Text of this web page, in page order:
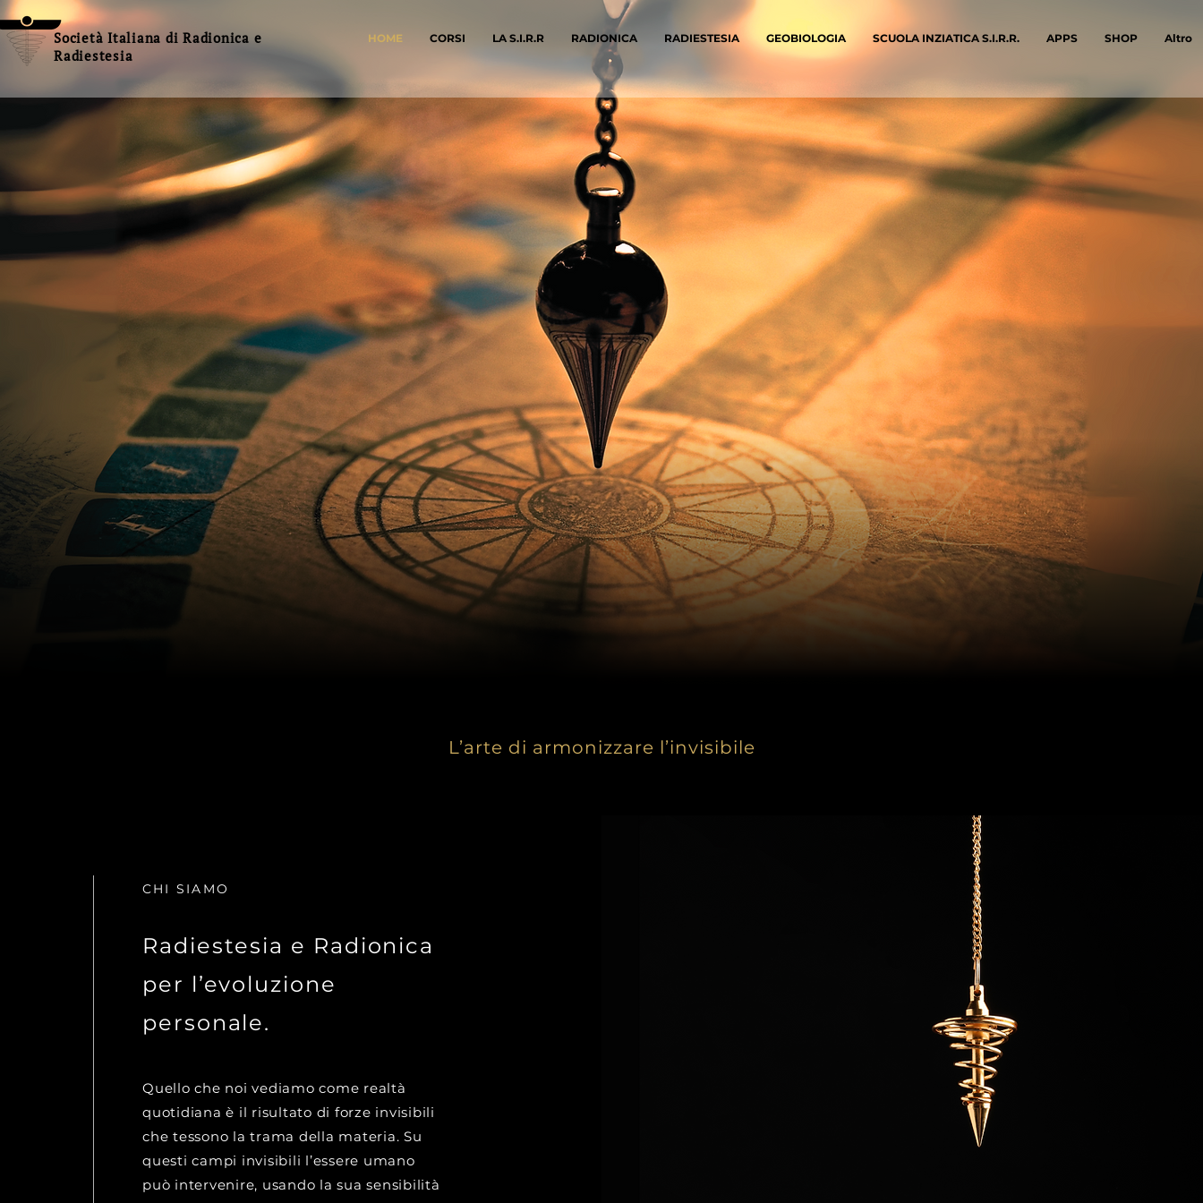
Società Italiana di Radionica e
Radiestesia
HOME CORSI LA S.I.R.R RADIONICA RADIESTESIA GEOBIOLOGIA SCUOLA INZIATICA S.I.R.R. APPS SHOP Altro
L’arte di armonizzare l’invisibile
CHI SIAMO
Radiestesia e Radionica
per l’evoluzione
personale.
Quello che noi vediamo come realtà
quotidiana è il risultato di forze invisibili
che tessono la trama della materia. Su
questi campi invisibili l’essere umano
può intervenire, usando la sua sensibilità